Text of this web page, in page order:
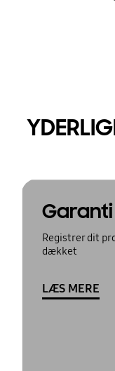
Garanti
Registrer dit
dækket
LÆS MERE